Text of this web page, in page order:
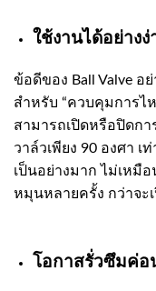
ใช้งานได้อย่าง
ข้อดีของ Ball Valve อ
สำหรับ “ควบคุมการไ
สามารถเปิดหรือปิดก
วาล์วเพียง 90 องศา เ
เป็นอย่างมาก ไม่เหมื
หมุนหลายครั้ง กว่าจะ
โอกาสรั่วซึมค่อ